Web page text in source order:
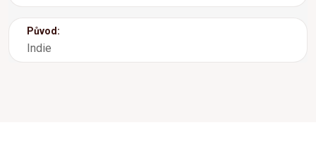
Původ:
Indie